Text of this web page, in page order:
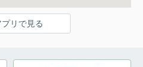
リで見る